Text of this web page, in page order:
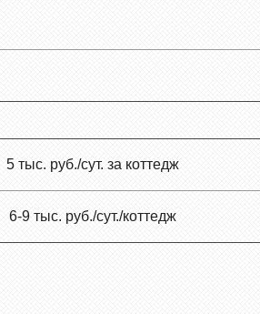
5 тыс. руб./сут. за коттедж
6-9 тыс. руб./сут./коттедж